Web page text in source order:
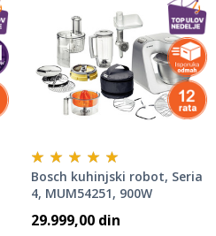
Bosch kuhinjski robot, Seria
4, MUM54251, 900W
29.999,00 din